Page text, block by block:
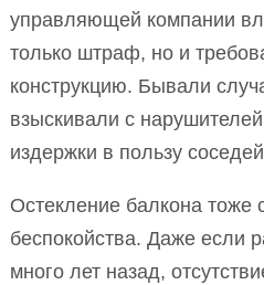
управляющей компании
только штраф, но и
конструкцию. Бывали
взыскивали с
издержки в пользу
Остекление балкона тоже
беспокойства. Даже если
много лет назад,